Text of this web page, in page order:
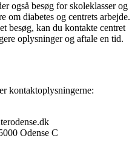
også besøg for skoleklasser og
om diabetes og centrets arbejde.
besøg, kan du kontakte centret
oplysninger og aftale en tid.
kontaktoplysningerne:
Odense C